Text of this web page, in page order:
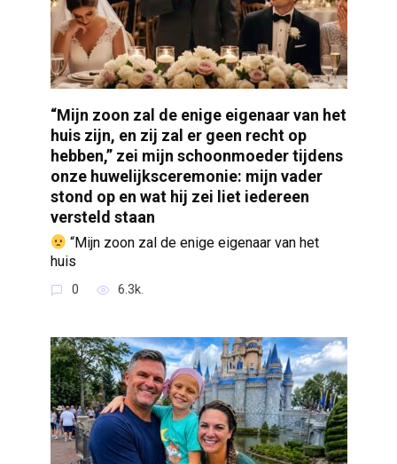
“Mijn zoon zal de enige eigenaar van het
huis zijn, en zij zal er geen recht op
hebben,” zei mijn schoonmoeder tijdens
onze huwelijksceremonie: mijn vader
stond op en wat hij zei liet iedereen
versteld staan
“Mijn zoon zal de enige eigenaar van het
huis
0 6.3k.